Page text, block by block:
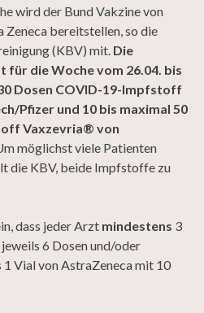
wird der Bund Vakzine von
bereitstellen, so die
(KBV) mit. Die
für die Woche vom 26.04. bis
Dosen COVID-19-Impfstoff
Pfizer und 10 bis maximal 50
Vaxzevria® von
möglichst viele Patienten
die KBV, beide Impfstoffe zu
dass jeder Arzt mindestens 3
6 Dosen und/oder
Vial von AstraZeneca mit 10